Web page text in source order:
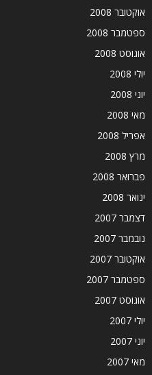
אוקטובר 2008
ספטמבר 2008
אוגוסט 2008
יולי 2008
יוני 2008
מאי 2008
אפריל 2008
מרץ 2008
פברואר 2008
ינואר 2008
דצמבר 2007
נובמבר 2007
אוקטובר 2007
ספטמבר 2007
אוגוסט 2007
יולי 2007
יוני 2007
מאי 2007